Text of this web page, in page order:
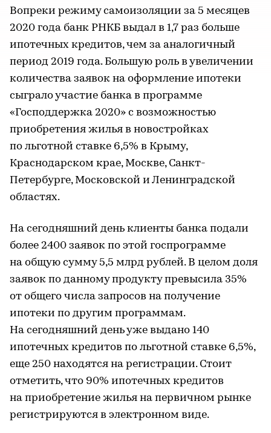
Вопреки режиму самоизоляции за 5 месяцев
2020 года банк РНКБ выдал в 1,7 раз больше
ипотечных кредитов, чем за аналогичный
период 2019 года. Большую роль в увеличении
количества заявок на оформление ипотеки
сыграло участие банка в программе
«Господдержка 2020» с возможностью
приобретения жилья в новостройках
по льготной ставке 6,5% в Крыму,
Краснодарском крае, Москве, Санкт-
Петербурге, Московской и Ленинградской
областях.
На сегодняшний день клиенты банка подали
более 2400 заявок по этой госпрограмме
на общую сумму 5,5 млрд рублей. В целом доля
заявок по данному продукту превысила 35%
от общего числа запросов на получение
ипотеки по другим программам.
На сегодняшний день уже выдано 140
ипотечных кредитов по льготной ставке 6,5%,
еще 250 находятся на регистрации. Стоит
отметить, что 90% ипотечных кредитов
на приобретение жилья на первичном рынке
регистрируются в электронном виде.